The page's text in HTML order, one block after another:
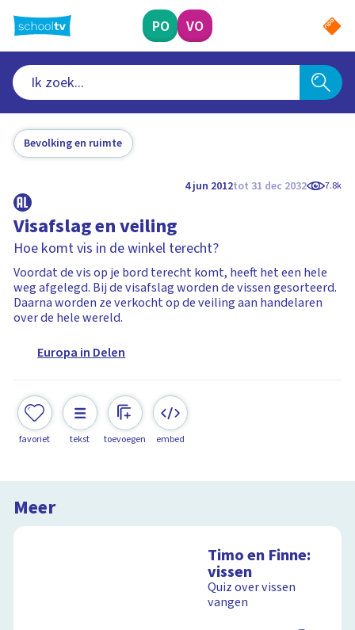
naar
hoofdinhoud
PO VO
Bevolking en ruimte
4 jun 2012tot 31 dec 2032 7.8k
Visafslag en veiling
Hoe komt vis in de winkel terecht?
Voordat de vis op je bord terecht komt, heeft het een hele
weg afgelegd. Bij de visafslag worden de vissen gesorteerd.
Daarna worden ze verkocht op de veiling aan handelaren
over de hele wereld.
Europa in Delen
favoriet tekst toevoegen embed
Meer
Timo en Finne:
vissen
Quiz over vissen
vangen